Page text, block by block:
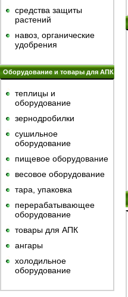
средства защиты
растений
навоз, органические
удобрения
Оборудование и товары для АПК
теплицы и
оборудование
зернодробилки
сушильное
оборудование
пищевое оборудование
весовое оборудование
тара, упаковка
перерабатывающее
оборудование
товары для АПК
ангары
холодильное
оборудование